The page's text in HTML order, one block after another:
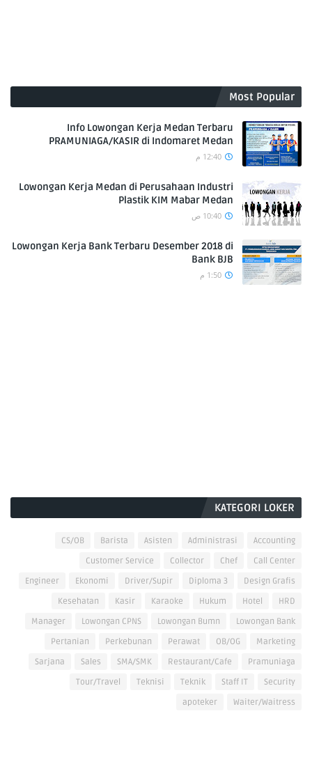
Most Popular
Info Lowongan Kerja Medan Terbaru
PRAMUNIAGA/KASIR di Indomaret Medan
12:40 م
Lowongan Kerja Medan di Perusahaan Industri
Plastik KIM Mabar Medan
10:40 ص
Lowongan Kerja Bank Terbaru Desember 2018 di
Bank BJB
1:50 م
KATEGORI LOKER
Accounting
Administrasi
Asisten
Barista
CS/OB
Call Center
Chef
Collector
Customer Service
Design Grafis
Diploma 3
Driver/Supir
Ekonomi
Engineer
HRD
Hotel
Hukum
Karaoke
Kasir
Kesehatan
Lowongan Bank
Lowongan Bumn
Lowongan CPNS
Manager
Marketing
OB/OG
Perawat
Perkebunan
Pertanian
Pramuniaga
Restaurant/Cafe
SMA/SMK
Sales
Sarjana
Security
Staff IT
Teknik
Teknisi
Tour/Travel
Waiter/Waitress
apoteker